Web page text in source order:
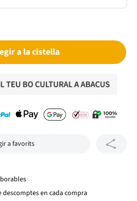
a la cistella
a favorits
descomptes en cada compra